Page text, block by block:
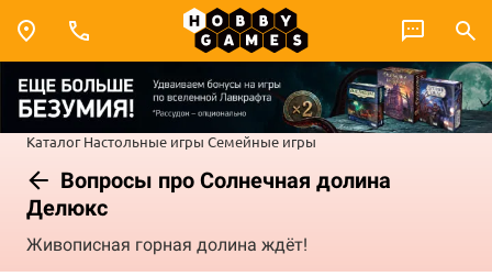
Каталог Настольные игры Семейные игры
Вопросы про Солнечная долина
Делюкс
Живописная горная долина ждёт!